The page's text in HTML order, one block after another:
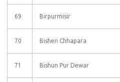
69 Birpurmisir
70 Bishen Chhapara
71 Bishun Pur Dewar